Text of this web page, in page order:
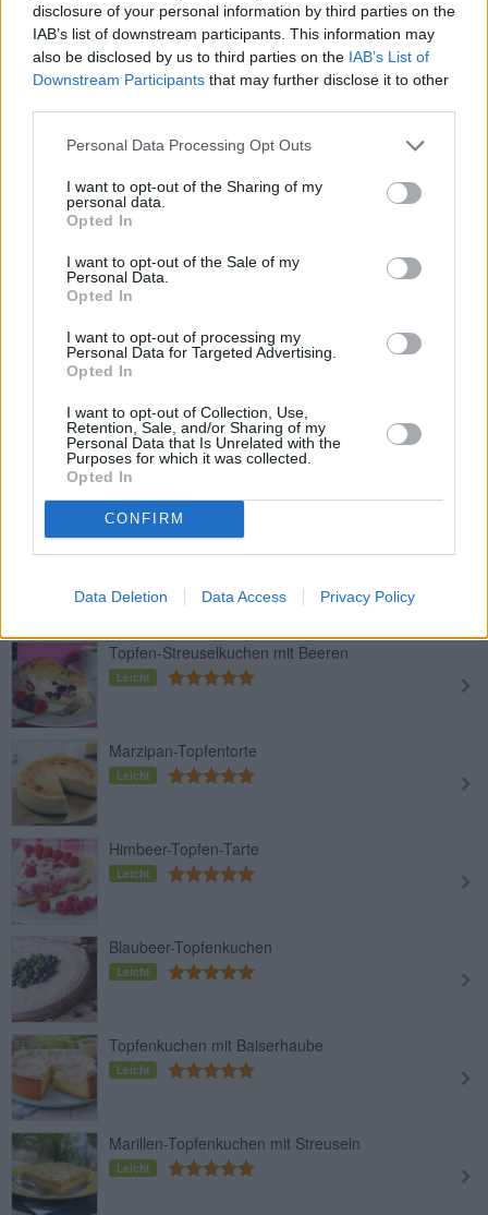
disclosure of your personal information by third parties on the
IAB’s list of downstream participants. This information may
also be disclosed by us to third parties on the IAB’s List of
Downstream Participants that may further disclose it to other
Personal Data Processing Opt Outs
I want to opt-out of the Sharing of my
personal data.
Opted In
I want to opt-out of the Sale of my
Personal Data.
Opted In
I want to opt-out of processing my
Personal Data for Targeted Advertising.
Opted In
I want to opt-out of Collection, Use,
Retention, Sale, and/or Sharing of my
Personal Data that Is Unrelated with the
Purposes for which it was collected.
Opted In
CONFIRM
Data Deletion Data Access Privacy Policy
Topfenkuchen mit Mascarpone
Leicht
Leicht
Kürbis-Topfenkuchen
Leicht
Kokos-Topfenkuchen
Rhabarber-Topfenkuchen
Leicht
Topfengitterkuchen
Topfen-Streuselkuchen mit Beeren
Leicht
Marzipan-Topfentorte
Leicht
Himbeer-Topfen-Tarte
Leicht
Blaubeer-Topfenkuchen
Leicht
Topfenkuchen mit Baiserhaube
Leicht
Marillen-Topfenkuchen mit Streuseln
Leicht